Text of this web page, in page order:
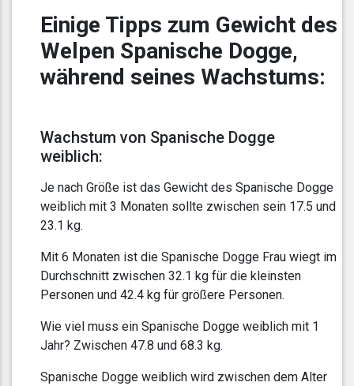
Einige Tipps zum Gewicht des
Welpen Spanische Dogge,
während seines Wachstums:
Wachstum von Spanische Dogge
weiblich:
Je nach Größe ist das Gewicht des Spanische Dogge
weiblich mit 3 Monaten sollte zwischen sein 17.5 und
23.1 kg.
Mit 6 Monaten ist die Spanische Dogge Frau wiegt im
Durchschnitt zwischen 32.1 kg für die kleinsten
Personen und 42.4 kg für größere Personen.
Wie viel muss ein Spanische Dogge weiblich mit 1
Jahr? Zwischen 47.8 und 68.3 kg.
Spanische Dogge weiblich wird zwischen dem Alter